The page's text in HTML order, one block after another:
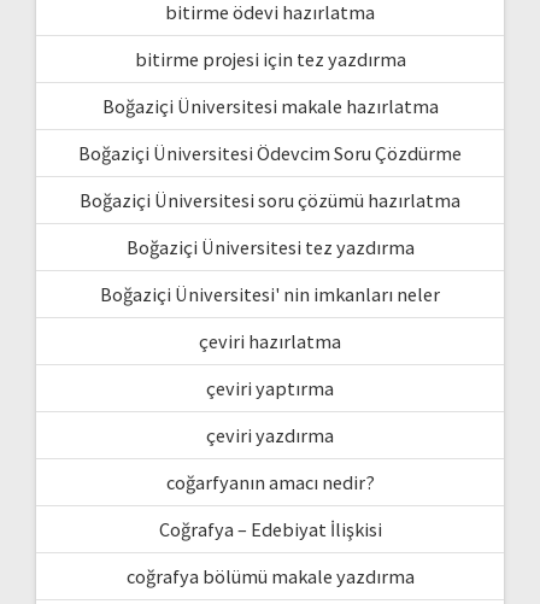
bitirme ödevi hazırlatma
bitirme projesi için tez yazdırma
Boğaziçi Üniversitesi makale hazırlatma
Boğaziçi Üniversitesi Ödevcim Soru Çözdürme
Boğaziçi Üniversitesi soru çözümü hazırlatma
Boğaziçi Üniversitesi tez yazdırma
Boğaziçi Üniversitesi' nin imkanları neler
çeviri hazırlatma
çeviri yaptırma
çeviri yazdırma
coğarfyanın amacı nedir?
Coğrafya – Edebiyat İlişkisi
coğrafya bölümü makale yazdırma